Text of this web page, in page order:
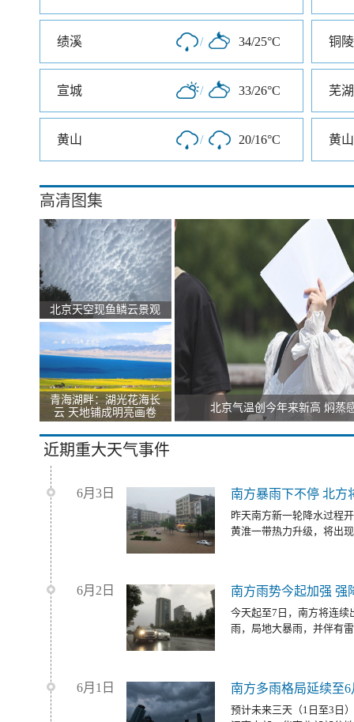
绩溪 / 34/25°C 铜陵
宣城 / 33/26°C 芜湖
黄山 / 20/16°C 黄
高清图集
北京天空现鱼鳞云景观
青海湖畔：湖光花海长
云 天地铺成明亮画卷
北京气温创今年来新高 焖蒸
近期重大天气事件
6月3日 南方暴雨下不停 北方
昨天南方新一轮降水过程
黄淮一带热力升级，将出
6月2日 南方雨势今起加强 强
今天起至7日，南方将连续
雨，局地大暴雨，并伴有
6月1日 南方多雨格局延续至
预计未来三天（1日至3日